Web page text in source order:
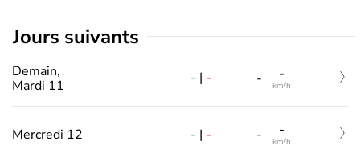
jours suivants
Demain,
Mardi 11
- | - - -
km/h
Mercredi 12 - | - - -
km/h